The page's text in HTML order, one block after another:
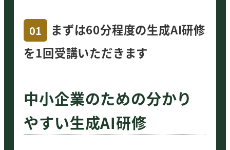
01
まずは60分程度の生成AI研修
を1回受講いただきます
中小企業のための分かり
やすい生成AI研修